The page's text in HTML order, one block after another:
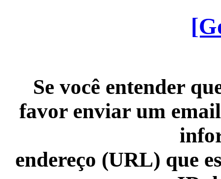
Se você entender
favor enviar um
endereço (URL) que